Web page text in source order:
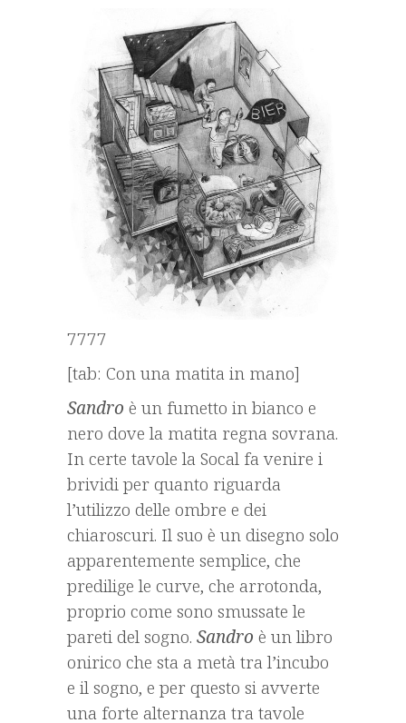
7777
[tab: Con una matita in mano]
Sandro è un fumetto in bianco e
nero dove la matita regna sovrana.
In certe tavole la Socal fa venire i
brividi per quanto riguarda
l’utilizzo delle ombre e dei
chiaroscuri. Il suo è un disegno solo
apparentemente semplice, che
predilige le curve, che arrotonda,
proprio come sono smussate le
pareti del sogno. Sandro è un libro
onirico che sta a metà tra l’incubo
e il sogno, e per questo si avverte
una forte alternanza tra tavole